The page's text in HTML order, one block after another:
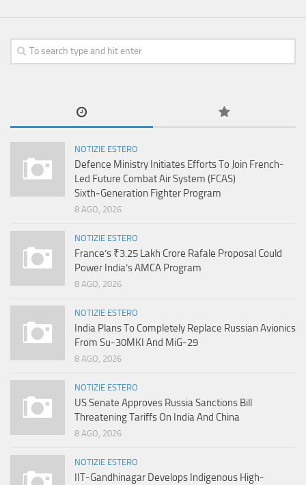
NOTIZIE ESTERO
Defence Ministry Initiates Efforts To Join French-
Led Future Combat Air System (FCAS)
Sixth‑Generation Fighter Program
8 AGO, 2026
NOTIZIE ESTERO
France’s ₹3.25 Lakh Crore Rafale Proposal Could
Power India’s AMCA Program
8 AGO, 2026
NOTIZIE ESTERO
India Plans To Completely Replace Russian Avionics
From Su-30MKI And MiG-29
8 AGO, 2026
NOTIZIE ESTERO
US Senate Approves Russia Sanctions Bill
Threatening Tariffs On India And China
8 AGO, 2026
NOTIZIE ESTERO
IIT-Gandhinagar Develops Indigenous High-